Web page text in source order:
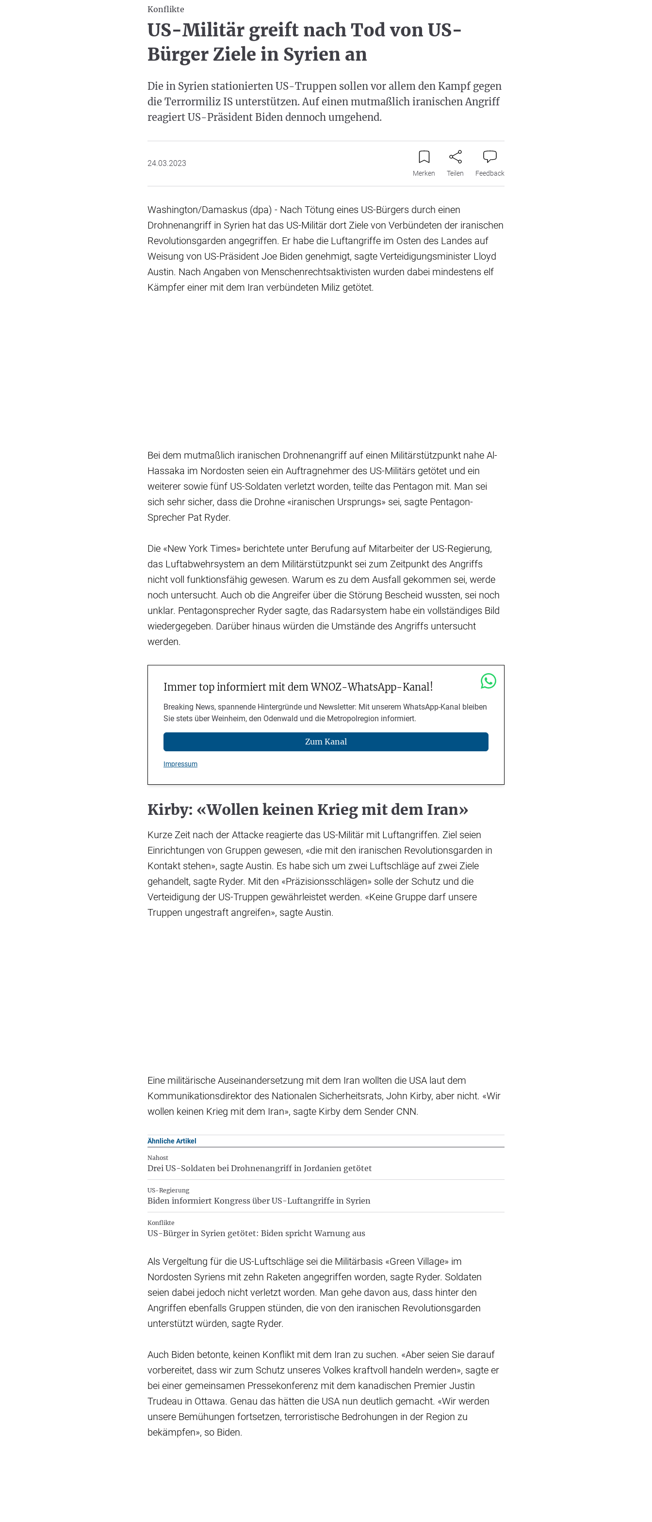
Konflikte
US-Militär greift nach Tod von US-
Bürger Ziele in Syrien an
Die in Syrien stationierten US-Truppen sollen vor allem den Kampf gegen
die Terrormiliz IS unterstützen. Auf einen mutmaßlich iranischen Angriff
reagiert US-Präsident Biden dennoch umgehend.
24.03.2023
Merken Teilen Feedback
Washington/Damaskus (dpa) - Nach Tötung eines US-Bürgers durch einen
Drohnenangriff in Syrien hat das US-Militär dort Ziele von Verbündeten der iranischen
Revolutionsgarden angegriffen. Er habe die Luftangriffe im Osten des Landes auf
Weisung von US-Präsident Joe Biden genehmigt, sagte Verteidigungsminister Lloyd
Austin. Nach Angaben von Menschenrechtsaktivisten wurden dabei mindestens elf
Kämpfer einer mit dem Iran verbündeten Miliz getötet.
Bei dem mutmaßlich iranischen Drohnenangriff auf einen Militärstützpunkt nahe Al-
Hassaka im Nordosten seien ein Auftragnehmer des US-Militärs getötet und ein
weiterer sowie fünf US-Soldaten verletzt worden, teilte das Pentagon mit. Man sei
sich sehr sicher, dass die Drohne «iranischen Ursprungs» sei, sagte Pentagon-
Sprecher Pat Ryder.
Die «New York Times» berichtete unter Berufung auf Mitarbeiter der US-Regierung,
das Luftabwehrsystem an dem Militärstützpunkt sei zum Zeitpunkt des Angriffs
nicht voll funktionsfähig gewesen. Warum es zu dem Ausfall gekommen sei, werde
noch untersucht. Auch ob die Angreifer über die Störung Bescheid wussten, sei noch
unklar. Pentagonsprecher Ryder sagte, das Radarsystem habe ein vollständiges Bild
wiedergegeben. Darüber hinaus würden die Umstände des Angriffs untersucht
werden.
Immer top informiert mit dem WNOZ-WhatsApp-Kanal!
Breaking News, spannende Hintergründe und Newsletter: Mit unserem WhatsApp-Kanal bleiben
Sie stets über Weinheim, den Odenwald und die Metropolregion informiert.
Zum Kanal
Impressum
Kirby: «Wollen keinen Krieg mit dem Iran»
Kurze Zeit nach der Attacke reagierte das US-Militär mit Luftangriffen. Ziel seien
Einrichtungen von Gruppen gewesen, «die mit den iranischen Revolutionsgarden in
Kontakt stehen», sagte Austin. Es habe sich um zwei Luftschläge auf zwei Ziele
gehandelt, sagte Ryder. Mit den «Präzisionsschlägen» solle der Schutz und die
Verteidigung der US-Truppen gewährleistet werden. «Keine Gruppe darf unsere
Truppen ungestraft angreifen», sagte Austin.
Eine militärische Auseinandersetzung mit dem Iran wollten die USA laut dem
Kommunikationsdirektor des Nationalen Sicherheitsrats, John Kirby, aber nicht. «Wir
wollen keinen Krieg mit dem Iran», sagte Kirby dem Sender CNN.
Ähnliche Artikel
Nahost
Drei US-Soldaten bei Drohnenangriff in Jordanien getötet
US-Regierung
Biden informiert Kongress über US-Luftangriffe in Syrien
Konflikte
US-Bürger in Syrien getötet: Biden spricht Warnung aus
Als Vergeltung für die US-Luftschläge sei die Militärbasis «Green Village» im
Nordosten Syriens mit zehn Raketen angegriffen worden, sagte Ryder. Soldaten
seien dabei jedoch nicht verletzt worden. Man gehe davon aus, dass hinter den
Angriffen ebenfalls Gruppen stünden, die von den iranischen Revolutionsgarden
unterstützt würden, sagte Ryder.
Auch Biden betonte, keinen Konflikt mit dem Iran zu suchen. «Aber seien Sie darauf
vorbereitet, dass wir zum Schutz unseres Volkes kraftvoll handeln werden», sagte er
bei einer gemeinsamen Pressekonferenz mit dem kanadischen Premier Justin
Trudeau in Ottawa. Genau das hätten die USA nun deutlich gemacht. «Wir werden
unsere Bemühungen fortsetzen, terroristische Bedrohungen in der Region zu
bekämpfen», so Biden.